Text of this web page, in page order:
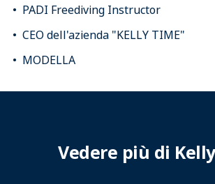
PADI Freediving Instructor
CEO dell'azienda "KELLY TIME"
MODELLA
Vedere più di